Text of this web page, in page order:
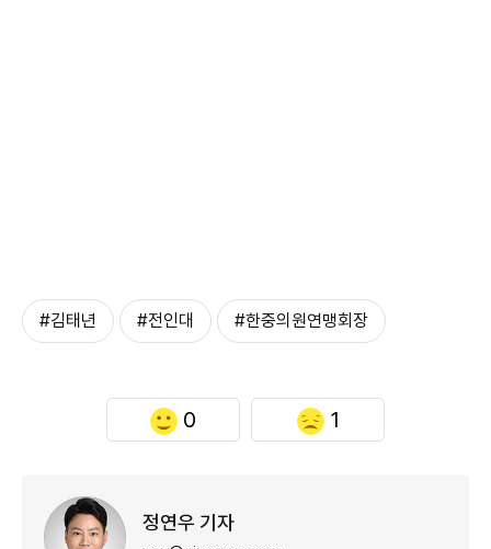
#김태년 #전인대 #한중의원연맹회장
0 1
정연우 기자